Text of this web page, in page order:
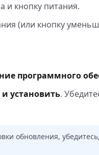
и кнопку питания.
(или кнопку
программного
и установить.
обновления,